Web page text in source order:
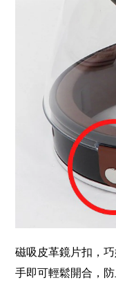
磁吸皮革鏡片扣，
手即可輕鬆開合，